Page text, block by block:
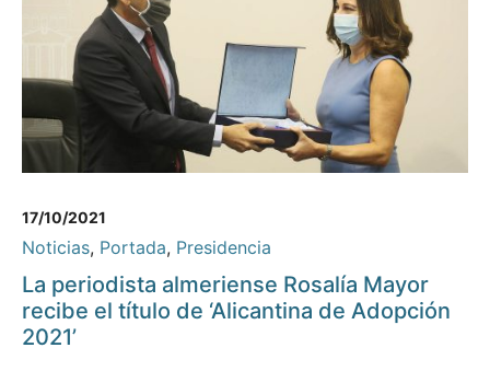
17/10/2021
Noticias, Portada, Presidencia
La periodista almeriense Rosalía Mayor
recibe el título de ‘Alicantina de Adopción
2021’